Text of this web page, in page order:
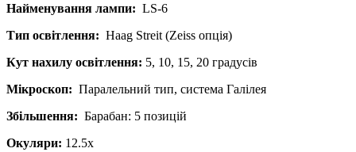
Найменування лампи: LS-6
Тип освітлення: Haag Streit (Zeiss опція)
Кут нахилу освітлення: 5, 10, 15, 20 градусів
Мікроскоп: Паралельний тип, система Галілея
Збільшення: Барабан: 5 позицій
Окуляри: 12.5х